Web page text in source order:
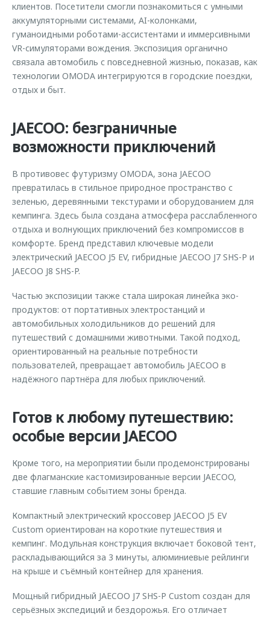
клиентов. Посетители смогли познакомиться с умными
аккумуляторными системами, AI-колонками,
гуманоидными роботами-ассистентами и иммерсивными
VR-симуляторами вождения. Экспозиция органично
связала автомобиль с повседневной жизнью, показав, как
технологии OMODA интегрируются в городские поездки,
отдых и быт.
JAECOO: безграничные
возможности приключений
В противовес футуризму OMODA, зона JAECOO
превратилась в стильное природное пространство с
зеленью, деревянными текстурами и оборудованием для
кемпинга. Здесь была создана атмосфера расслабленного
отдыха и волнующих приключений без компромиссов в
комфорте. Бренд представил ключевые модели
электрический JAECOO J5 EV, гибридные JAECOO J7 SHS-P и
JAECOO J8 SHS-P.
Частью экспозиции также стала широкая линейка эко-
продуктов: от портативных электростанций и
автомобильных холодильников до решений для
путешествий с домашними животными. Такой подход,
ориентированный на реальные потребности
пользователей, превращает автомобиль JAECOO в
надёжного партнёра для любых приключений.
Готов к любому путешествию:
особые версии JAECOO
Кроме того, на мероприятии были продемонстрированы
две флагманские кастомизированные версии JAECOO,
ставшие главным событием зоны бренда.
Компактный электрический кроссовер JAECOO J5 EV
Custom ориентирован на короткие путешествия и
кемпинг. Модульная конструкция включает боковой тент,
раскладывающийся за 3 минуты, алюминиевые рейлинги
на крыше и съёмный контейнер для хранения.
Мощный гибридный JAECOO J7 SHS-P Custom создан для
серьёзных экспедиций и бездорожья. Его отличает